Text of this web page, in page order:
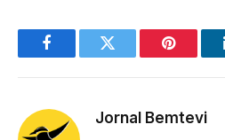
FacebookTwitter Pinterest
Jornal Bemtevi